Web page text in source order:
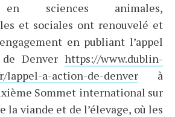
en sciences animales,
et sociales ont renouvelé et
en publiant l’appel
Denver https://www.dublin-
lappel-a-action-de-denver à
Sommet international sur
la viande et de l’élevage, où les